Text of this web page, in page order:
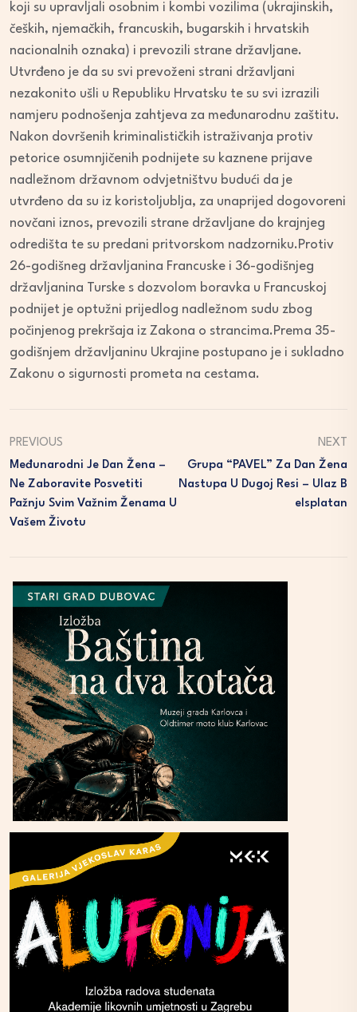
koji su upravljali osobnim i kombi vozilima (ukrajinskih,
čeških, njemačkih, francuskih, bugarskih i hrvatskih
nacionalnih oznaka) i prevozili strane državljane.
Utvrđeno je da su svi prevoženi strani državljani
nezakonito ušli u Republiku Hrvatsku te su svi izrazili
namjeru podnošenja zahtjeva za međunarodnu zaštitu.
Nakon dovršenih kriminalističkih istraživanja protiv
petorice osumnjičenih podnijete su kaznene prijave
nadležnom državnom odvjetništvu budući da je
utvrđeno da su iz koristoljublja, za unaprijed dogovoreni
novčani iznos, prevozili strane državljane do krajnjeg
odredišta te su predani pritvorskom nadzorniku.Protiv
26-godišneg državljanina Francuske i 36-godišnjeg
državljanina Turske s dozvolom boravka u Francuskoj
podnijet je optužni prijedlog nadležnom sudu zbog
počinjenog prekršaja iz Zakona o strancima.Prema 35-
godišnjem državljaninu Ukrajine postupano je i sukladno
Zakonu o sigurnosti prometa na cestama.
PREVIOUS
Međunarodni Je Dan Žena –
Ne Zaboravite Posvetiti
Pažnju Svim Važnim Ženama U
Vašem Životu
NEXT
Grupa “PAVEL” Za Dan Žena
Nastupa U Dugoj Resi – Ulaz B
Elsplatan